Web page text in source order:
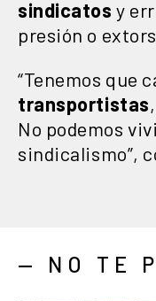
sindicatos y
presión o
“Tenemos que
transportistas,
No podemos
sindicalismo”,
— NO TE